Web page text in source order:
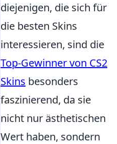
diejenigen, die sich für
die besten Skins
interessieren, sind die
Top-Gewinner von CS2
Skins besonders
faszinierend, da sie
nicht nur ästhetischen
Wert haben, sondern